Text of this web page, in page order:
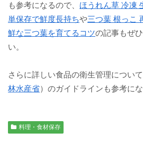
も参考になるので、 ほうれん草 冷凍
単保存で鮮度長持ちや三つ葉 根っこ
鮮な三つ葉を育てるコツの記事もぜ
い。
さらに詳しい食品の衛生管理について
林水産省）のガイドラインも参考にな
料理・食材保存